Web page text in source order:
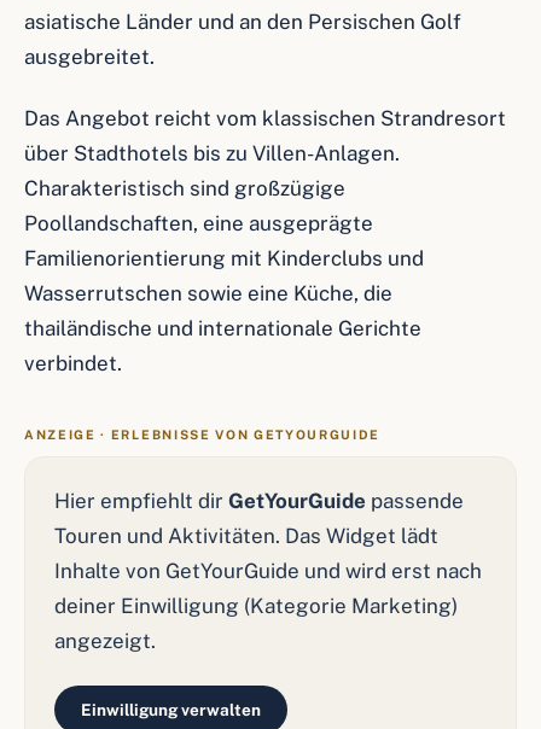
asiatische Länder und an den Persischen Golf
ausgebreitet.
Das Angebot reicht vom klassischen Strandresort
über Stadthotels bis zu Villen-Anlagen.
Charakteristisch sind großzügige
Poollandschaften, eine ausgeprägte
Familienorientierung mit Kinderclubs und
Wasserrutschen sowie eine Küche, die
thailändische und internationale Gerichte
verbindet.
ANZEIGE · ERLEBNISSE VON GETYOURGUIDE
Hier empfiehlt dir GetYourGuide passende
Touren und Aktivitäten. Das Widget lädt
Inhalte von GetYourGuide und wird erst nach
deiner Einwilligung (Kategorie Marketing)
angezeigt.
Einwilligung verwalten